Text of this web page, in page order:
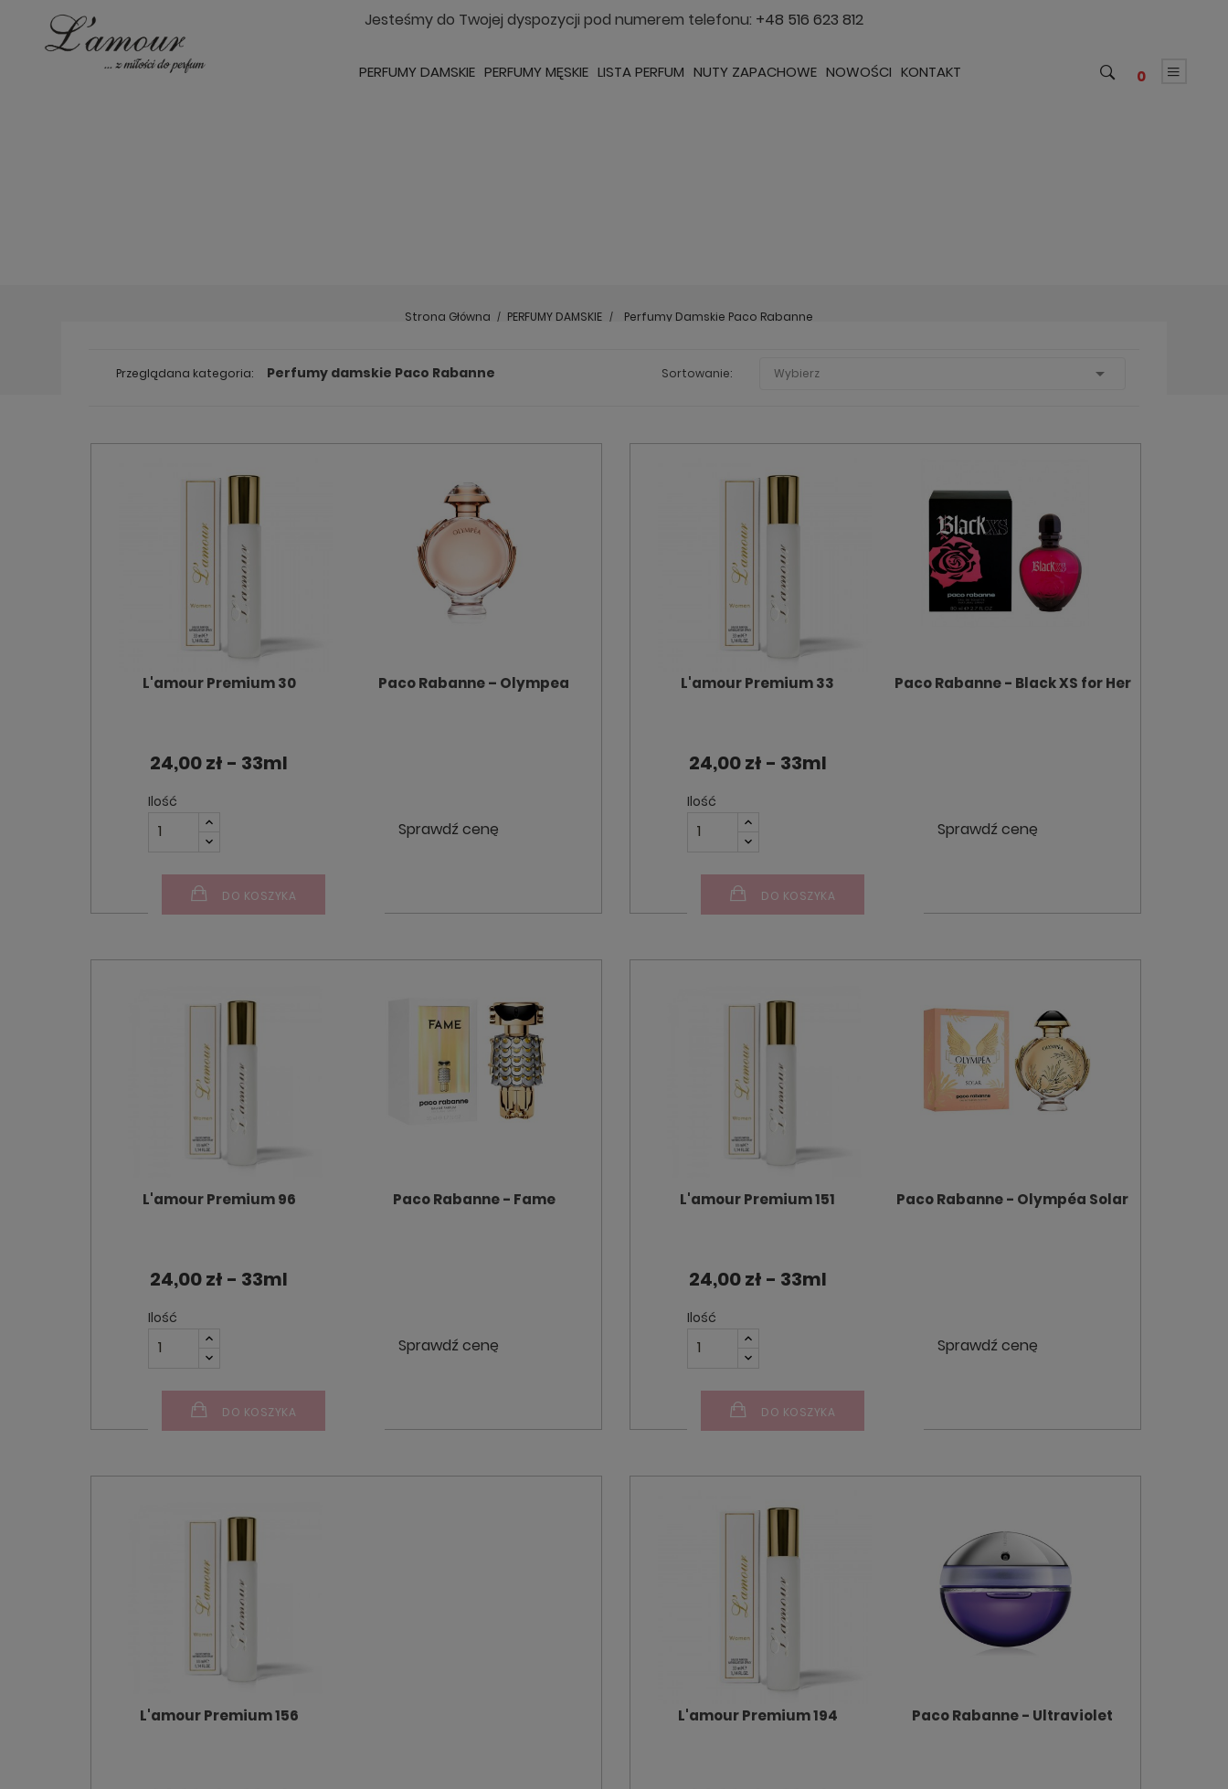
Jesteśmy do Twojej dyspozycji pod numerem telefonu: +48 516 623 812
PERFUMY DAMSKIE PERFUMY MĘSKIE LISTA PERFUM NUTY ZAPACHOWE NOWOŚCI KONTAKT 0
Strona Główna PERFUMY DAMSKIE Perfumy Damskie Paco Rabanne
Przeglądana kategoria: Perfumy damskie Paco Rabanne Sortowanie: Wybierz 
L'amour Premium 30 Paco Rabanne – Olympea
24,00 zł - 33ml
Ilość
DO KOSZYKA
Sprawdź cenę
L'amour Premium 33 Paco Rabanne - Black XS for Her
24,00 zł - 33ml
Ilość
DO KOSZYKA
Sprawdź cenę
L'amour Premium 96 Paco Rabanne - Fame
24,00 zł - 33ml
Ilość
DO KOSZYKA
Sprawdź cenę
L'amour Premium 151 Paco Rabanne - Olympéa Solar
24,00 zł - 33ml
Ilość
DO KOSZYKA
Sprawdź cenę
L'amour Premium 156 L'amour Premium 194 Paco Rabanne - Ultraviolet